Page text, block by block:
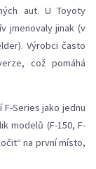
aut. U Toyoty
jmenovaly jinak (v
Výrobci často
což pomáhá
Series jako jednu
modelů (F-150, F-
na první místo,